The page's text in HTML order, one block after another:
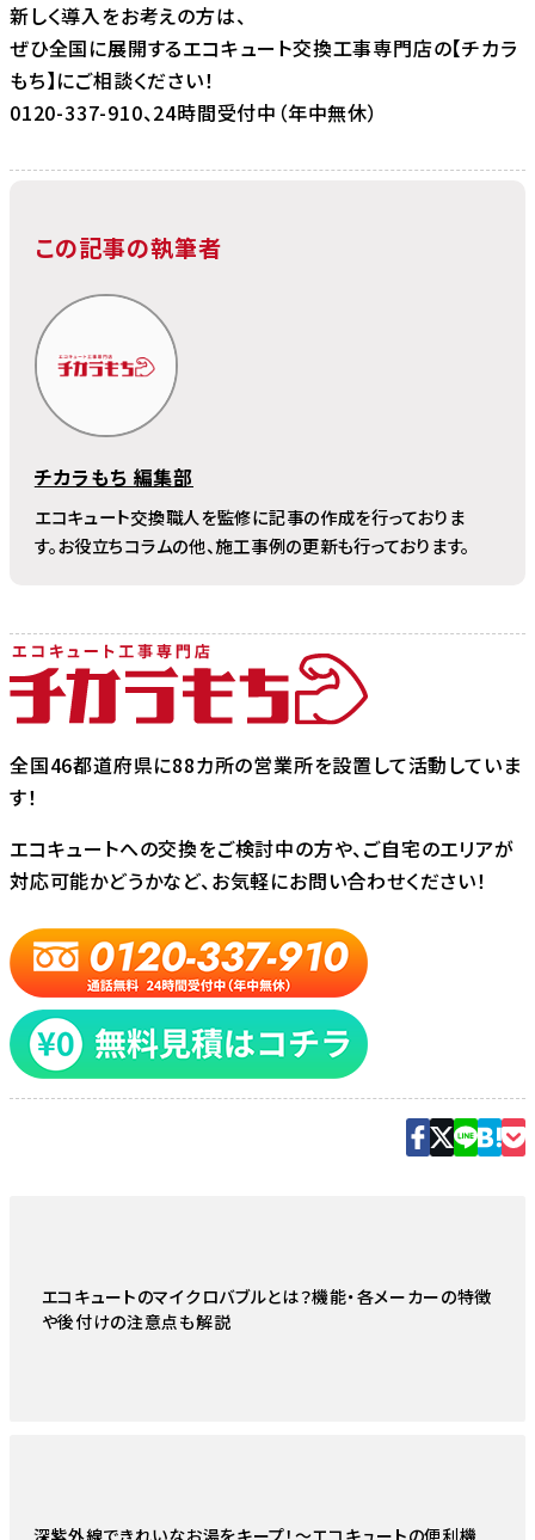
新しく導入をお考えの方は、
ぜひ全国に展開するエコキュート交換工事専門店の【チカラ
もち】にご相談ください！
0120-337-910、24時間受付中（年中無休）
この記事の執筆者
チカラもち 編集部
エコキュート交換職人を監修に記事の作成を行っておりま
す。お役立ちコラムの他、施工事例の更新も行っております。
全国46都道府県に88カ所の営業所を設置して活動していま
す！
エコキュートへの交換をご検討中の方や、ご自宅のエリアが
対応可能かどうかなど、お気軽にお問い合わせください！
エコキュートのマイクロバブルとは？機能・各メーカーの特徴
や後付けの注意点も解説
深紫外線できれいなお湯をキープ！〜エコキュートの便利機